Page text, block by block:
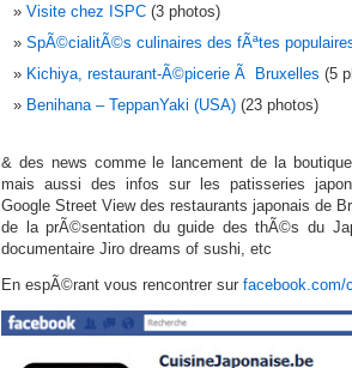
Visite chez ISPC (3 photos)
SpÃ©cialitÃ©s culinaires des fÃªtes
Kichiya, restaurant-Ã©picerie Ã Bruxelles (5
Benihana – TeppanYaki (USA) (23 photos)
& des news comme le lancement de la
mais aussi des infos sur les patisseries
Google Street View des restaurants japonais de
de la prÃ©sentation du guide des thÃ©s du
documentaire Jiro dreams of sushi, etc
En espÃ©rant vous rencontrer sur facebook.com/